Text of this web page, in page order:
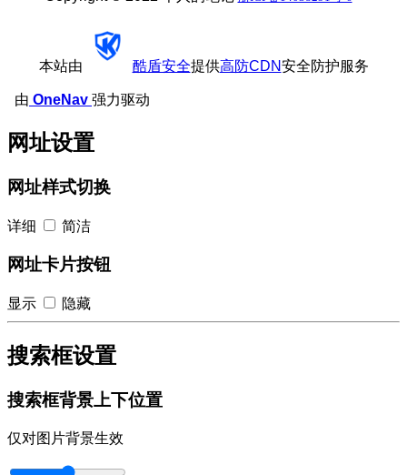
本站由 酷盾安全提供高防CDN安全防护服务
由 OneNav 强力驱动
网址设置
网址样式切换
详细 简洁
网址卡片按钮
显示 隐藏
搜索框设置
搜索框背景上下位置
仅对图片背景生效